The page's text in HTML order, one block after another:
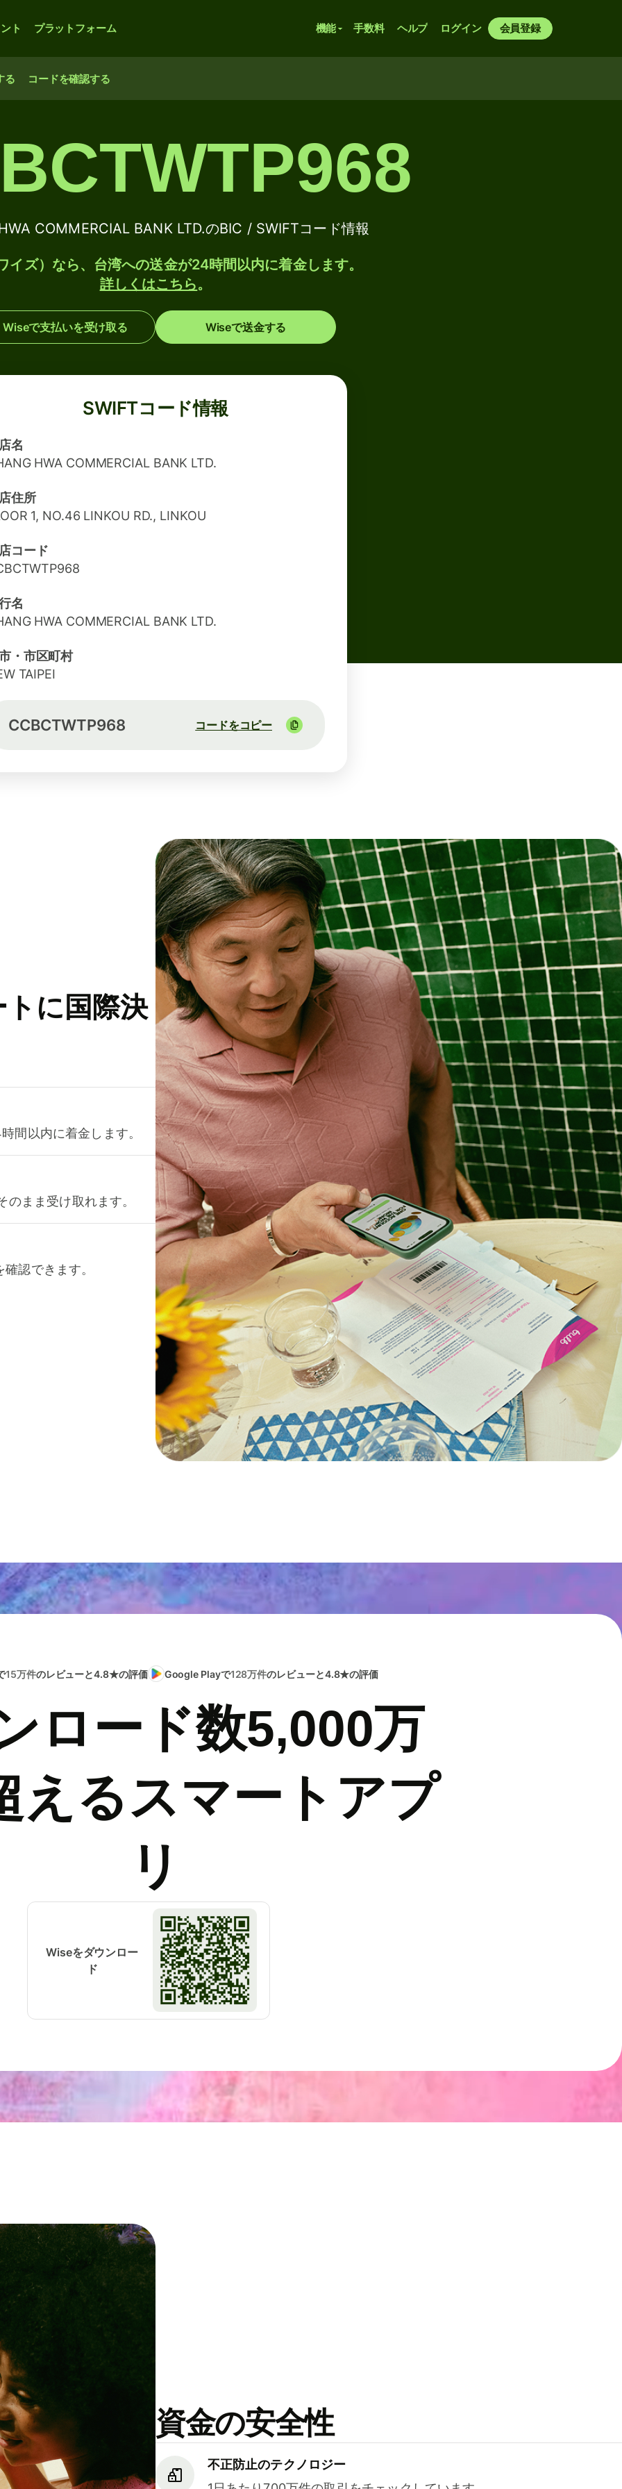
ト プラットフォーム 機能 手数料 ヘルプ ログイン 会員登録
る コードを確認する
COMMERCIAL BANK LTD.のBIC / SWIFTコード情報
イズ）なら、台湾への送金が24時間以内に着金します。
詳しくはこちら。
Wiseで支払いを受け取る Wiseで送金する
SWIFTコード情報
名
HWA COMMERCIAL BANK LTD.
住所
1, NO.46 LINKOU RD., LINKOU
コード
名
HWA COMMERCIAL BANK LTD.
・市区町村
TAIPEI
CCBCTWTP968 コードをコピー
に国際決
間以内に着金します。
まま受け取れます。
認できます。
15万件のレビューと4.8★の評価 Google Playで128万件のレビューと4.8★の評価
ロード数5,000万
えるスマートアプ
リ
Wiseをダウンロー
ド
資金の安全性
不正防止のテクノロジー